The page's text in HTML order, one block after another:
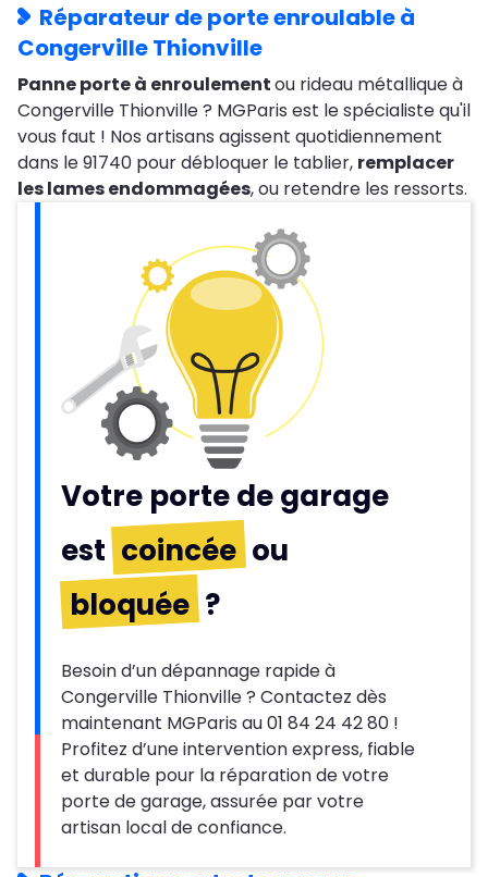
Réparateur de porte enroulable à
Congerville Thionville
Panne porte à enroulementou rideau métallique à
Congerville Thionville ? MGParis est le spécialiste qu'il
vous faut ! Nos artisans agissent quotidiennement
dans le 91740 pour débloquer le tablier, remplacer
les lames endommagées, ou retendre les ressorts.
Votre porte de garage
est coincée ou
bloquée ?
Besoin d’un dépannage rapide à
Congerville Thionville ? Contactez dès
maintenant MGParis au 01 84 24 42 80 !
Profitez d’une intervention express, fiable
et durable pour la réparation de votre
porte de garage, assurée par votre
artisan local de confiance.